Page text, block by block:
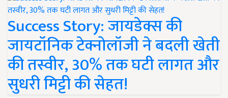
Success Story: जायडेक्स की
जायटॉनिक टेक्नोलॉजी ने बदली खेती
की तस्वीर, 30% तक घटी लागत और
सुधरी मिट्टी की सेहत!